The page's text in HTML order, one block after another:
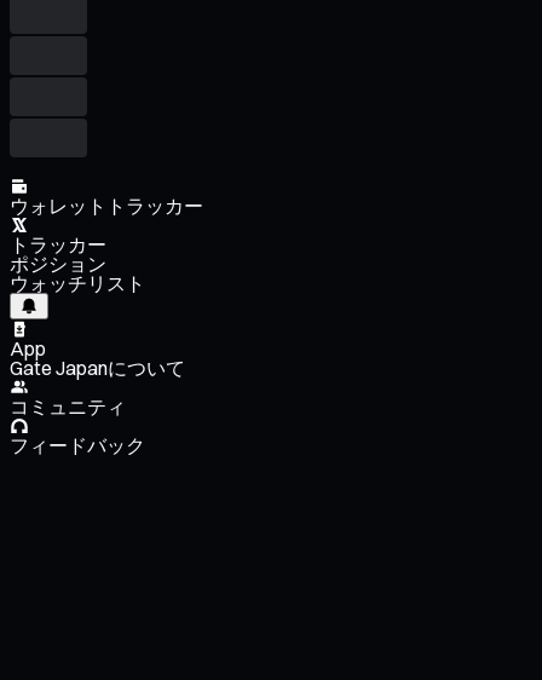
ウォレットトラッカー
トラッカー
ポジション
ウォッチリスト
App
Gate Japanについて
コミュニティ
フィードバック